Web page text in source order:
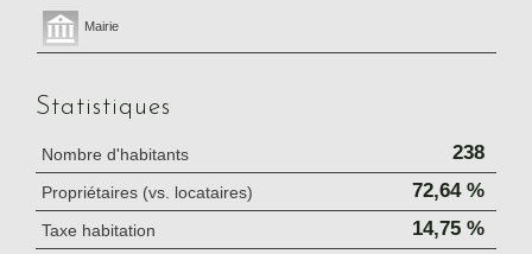
Mairie
Statistiques
Nombre d'habitants 238
Propriétaires (vs. locataires) 72,64 %
Taxe habitation 14,75 %